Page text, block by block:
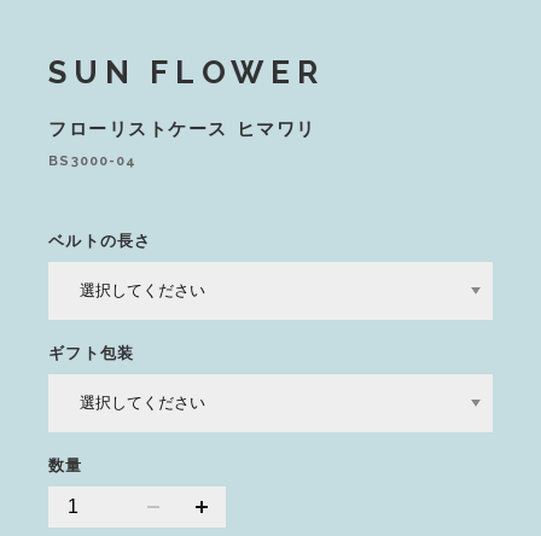
SUN FLOWER
フローリストケース ヒマワリ
BS3000-04
ベルトの長さ
ギフト包装
数量